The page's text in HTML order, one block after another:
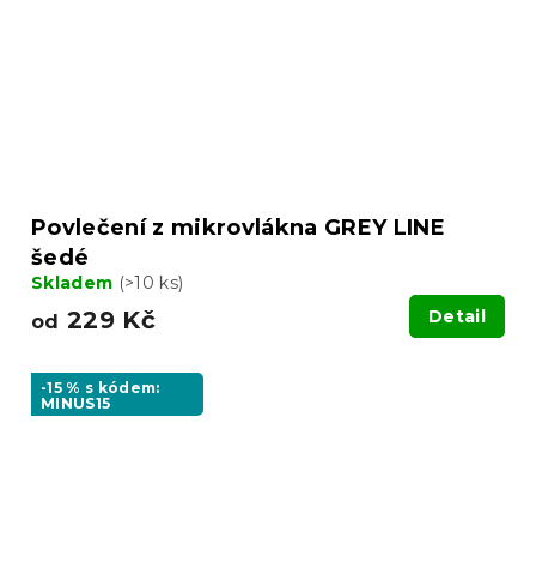
Povlečení z mikrovlákna GREY LINE
šedé
Skladem (>10 ks)
od 229 Kč Detail
-15 % s kódem:
MINUS15